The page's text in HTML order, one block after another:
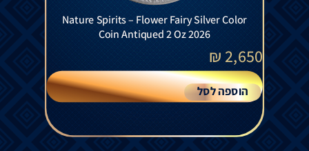
Nature Spirits – Flower Fairy Silver Color
Coin Antiqued 2 Oz 2026
2,650
₪
הוספה לסל